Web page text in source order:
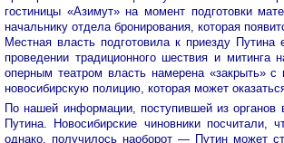
гостиницы «Азимут» на момент подготовки
начальнику отдела бронирования, которая
Местная власть подготовила к приезду
проведении традиционного шествия и
оперным театром власть намерена «закрыть»
новосибирскую полицию, которая может
По нашей информации, поступившей из органов
Путина. Новосибирские чиновники
однако, получилось наоборот — Путин может